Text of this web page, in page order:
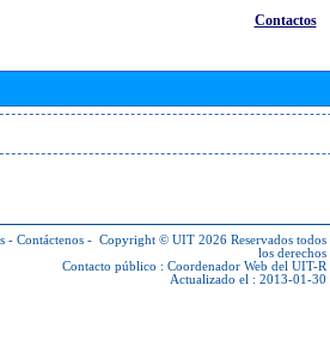
Contactos
- Contáctenos - Copyright © UIT 2026 Reservados todos
los derechos
Contacto público : Coordenador Web del UIT-R
Actualizado el : 2013-01-30